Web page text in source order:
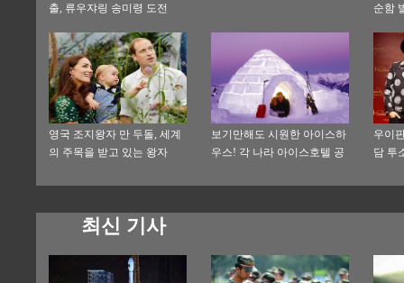
출, 류우쟈링 송미령 도전
순함
영국 조지왕자 만 두돌, 세계
의 주목을 받고 있는 왕자
보기만해도 시원한 아이스하
우스! 각 나라 아이스호텔 공
우이
담 투
최신 기사